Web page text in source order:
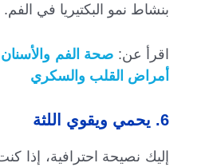
بنشاط نمو البكتيريا في الفم.
اقرأ عن: صحة الفم
أمراض القلب والسكري
6. يحمي ويقوي اللثة
إليك نصيحة احترافية، إذا